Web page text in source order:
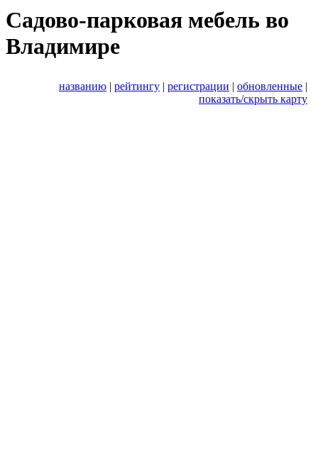
Садово-парковая мебель во
Владимире
названию | рейтингу | регистрации | обновленные |
показать/скрыть карту